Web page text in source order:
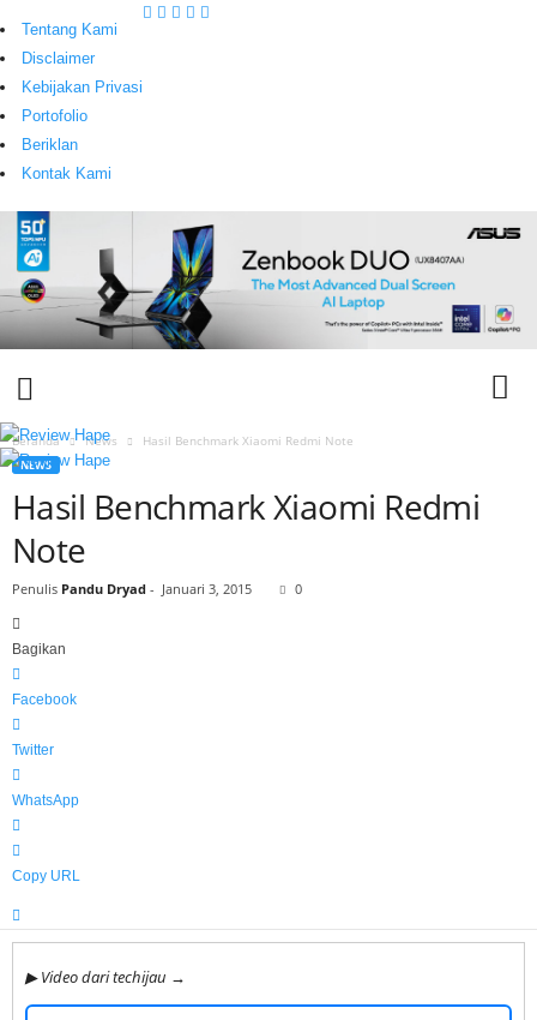
Tentang Kami
Disclaimer
Kebijakan Privasi
Portofolio
Beriklan
Kontak Kami
Beranda News Hasil Benchmark Xiaomi Redmi Note
NEWS
Hasil Benchmark Xiaomi Redmi
Note
Penulis Pandu Dryad - Januari 3, 2015 0
Bagikan
Facebook
Twitter
WhatsApp
Copy URL
▶ Video dari techijau →